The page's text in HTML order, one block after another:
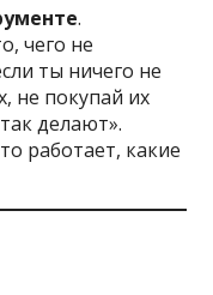
.
чего не
ты ничего не
не покупай их
делают».
работает, какие